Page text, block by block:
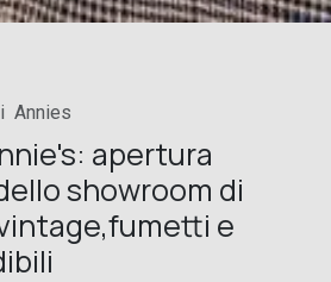
Annies
apertura
showroom di
e